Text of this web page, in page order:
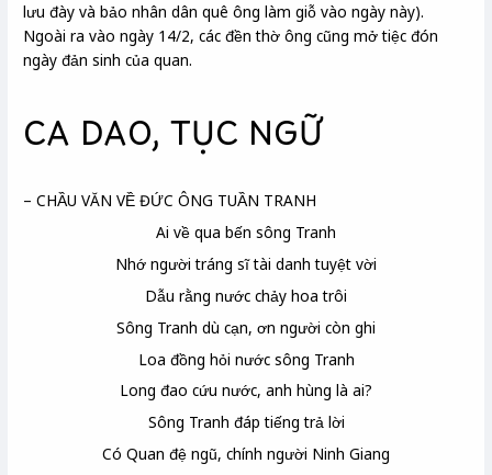
lưu đày và bảo nhân dân quê ông làm giỗ vào ngày này).
Ngoài ra vào ngày 14/2, các đền thờ ông cũng mở tiệc đón
ngày đản sinh của quan.
CA DAO, TỤC NGỮ
– CHẦU VĂN VỀ ĐỨC ÔNG TUẦN TRANH
Ai về qua bến sông Tranh
Nhớ người tráng sĩ tài danh tuyệt vời
Dẫu rằng nước chảy hoa trôi
Sông Tranh dù cạn, ơn người còn ghi
Loa đồng hỏi nước sông Tranh
Long đao cứu nước, anh hùng là ai?
Sông Tranh đáp tiếng trả lời
Có Quan đệ ngũ, chính người Ninh Giang